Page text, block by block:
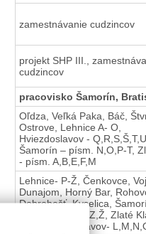
zamestnávanie cudzincov
projekt SHP III.,
cudzincov
pracovisko Šamorín,
Oľdza, Veľká Paka, Báč,
Ostrove, Lehnice A- O,
Hviezdoslavov - Q,R,S,Š,T,U,
Šamorín – písm. N,O,P-T,
- písm. A,B,E,F,M
Lehnice- P-Ž, Čenkovce,
Dunajom, Horný Bar,
Dobrohošť, Kyselica,
písm. R, U,V,W,Z,Ž, Zlaté
C,D, Hviezdoslavov-